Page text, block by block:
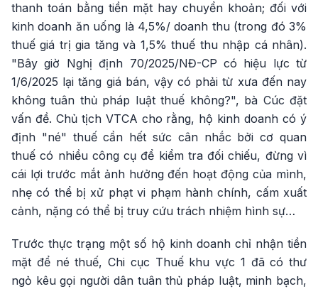
thanh toán bằng tiền mặt hay chuyển khoản; đối với
kinh doanh ăn uống là 4,5%/ doanh thu (trong đó 3%
thuế giá trị gia tăng và 1,5% thuế thu nhập cá nhân).
"Bây giờ Nghị định 70/2025/NĐ-CP có hiệu lực từ
1/6/2025 lại tăng giá bán, vậy có phải từ xưa đến nay
không tuân thủ pháp luật thuế không?", bà Cúc đặt
vấn đề. Chủ tịch VTCA cho rằng, hộ kinh doanh có ý
định "né" thuế cần hết sức cân nhắc bởi cơ quan
thuế có nhiều công cụ để kiểm tra đối chiếu, đừng vì
cái lợi trước mắt ảnh hưởng đến hoạt động của mình,
nhẹ có thể bị xử phạt vi phạm hành chính, cấm xuất
cảnh, nặng có thể bị truy cứu trách nhiệm hình sự…
Trước thực trạng một số hộ kinh doanh chỉ nhận tiền
mặt để né thuế, Chi cục Thuế khu vực 1 đã có thư
ngỏ kêu gọi người dân tuân thủ pháp luật, minh bạch,